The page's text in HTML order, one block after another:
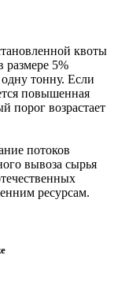
квоты
размере 5%
тонну. Если
повышенная
порог возрастает
потоков
вывоза сырья
ресурсам.